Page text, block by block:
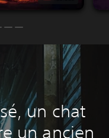
un chat
un ancien